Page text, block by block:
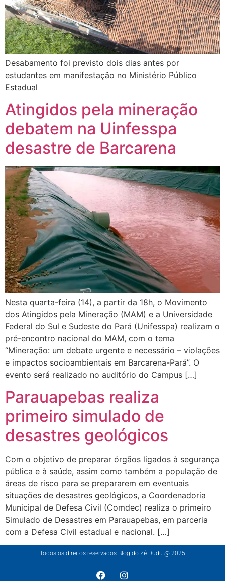
Desabamento foi previsto dois dias antes por
estudantes em manifestação no Ministério Público
Estadual
Atingidos pela mineração
debatem na Uinfesspa
desastre de Barcarena
Nesta quarta-feira (14), a partir da 18h, o Movimento
dos Atingidos pela Mineração (MAM) e a Universidade
Federal do Sul e Sudeste do Pará (Unifesspa) realizam o
pré-encontro nacional do MAM, com o tema
“Mineração: um debate urgente e necessário – violações
e impactos socioambientais em Barcarena-Pará”. O
evento será realizado no auditório do Campus […]
Parauapebas realiza
primeiro simulado de
desastres geológicos
Com o objetivo de preparar órgãos ligados à segurança
pública e à saúde, assim como também a população de
áreas de risco para se prepararem em eventuais
situações de desastres geológicos, a Coordenadoria
Municipal de Defesa Civil (Comdec) realiza o primeiro
Simulado de Desastres em Parauapebas, em parceria
com a Defesa Civil estadual e nacional. […]
Todos os direitos reservados Blog do Zé Dudu @ 2025